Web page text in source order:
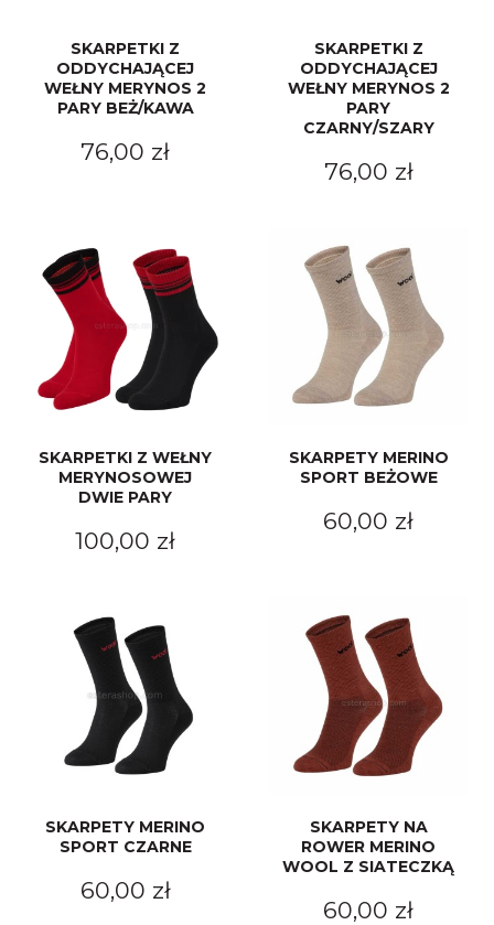
SKARPETKI Z
ODDYCHAJĄCEJ
WEŁNY MERYNOS 2
PARY BEŻ/KAWA
76,00 zł
SKARPETKI Z
ODDYCHAJĄCEJ
WEŁNY MERYNOS 2
PARY
CZARNY/SZARY
76,00 zł
SKARPETKI Z WEŁNY
MERYNOSOWEJ
DWIE PARY
100,00 zł
SKARPETY MERINO
SPORT BEŻOWE
60,00 zł
SKARPETY MERINO
SPORT CZARNE
60,00 zł
SKARPETY NA
ROWER MERINO
WOOL Z SIATECZKĄ
60,00 zł